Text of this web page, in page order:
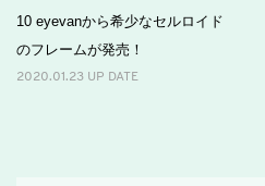
10 eyevanから希少なセルロイド
のフレームが発売！
2020.01.23 UP DATE